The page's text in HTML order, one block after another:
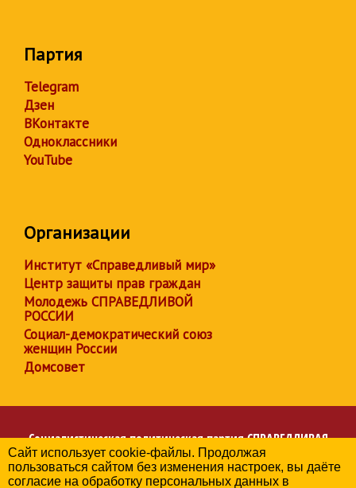
Партия
Telegram
Дзен
ВКонтакте
Одноклассники
YouTube
Организации
Институт «Справедливый мир»
Центр защиты прав граждан
Молодежь СПРАВЕДЛИВОЙ
РОССИИ
Социал-демократический союз
женщин России
Домсовет
Социалистическая политическая партияСПРАВЕДЛИВАЯ
РОССИЯ
Региональное отделение партии в Челябинской области
Сайт использует cookie-файлы. Продолжая
пользоваться сайтом без изменения настроек, вы даёте
согласие на обработку персональных данных в